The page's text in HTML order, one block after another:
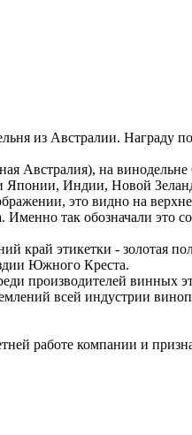
из Австралии. Награду
Австралия), на
Японии, Индии, Новой
это видно на
так обозначали это
край этикетки - золотая
Южного Креста.
производителей
всей индустрии
работе компании и